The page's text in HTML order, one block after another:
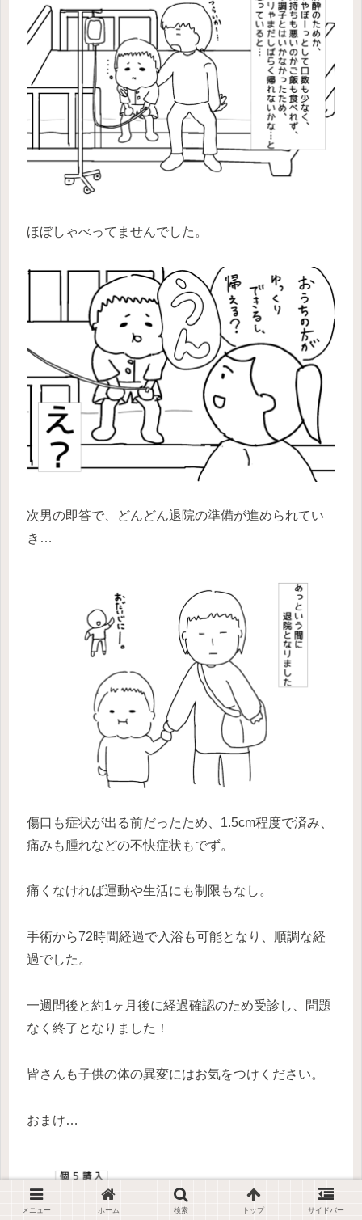
ほぼしゃべってませんでした。
次男の即答で、どんどん退院の準備が進められてい
き…
傷口も症状が出る前だったため、1.5cm程度で済み、
痛みも腫れなどの不快症状もでず。
痛くなければ運動や生活にも制限もなし。
手術から72時間経過で入浴も可能となり、順調な経
過でした。
一週間後と約1ヶ月後に経過確認のため受診し、問題
なく終了となりました！
皆さんも子供の体の異変にはお気をつけください。
おまけ…
メニュー ホーム 検索 トップ サイドバー